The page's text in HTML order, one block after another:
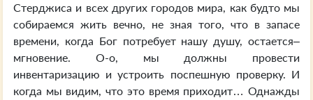
Стерджиса и всех других городов мира, как будто мы
собираемся жить вечно, не зная того, что в запасе
времени, когда Бог потребует нашу душу, остается–
мгновение. О-о, мы должны провести
инвентаризацию и устроить поспешную проверку. И
когда мы видим, что это время приходит… Однажды